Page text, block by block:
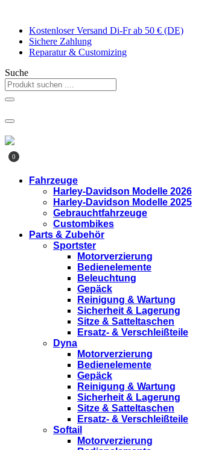
springenKostenloser Versand Di-Fr ab 50 € (DE)
Sichere Zahlung
Reparatur & Customizing
Suche
0
Fahrzeuge
Harley-Davidson Modelle 2026
Harley-Davidson Modelle 2025
Gebrauchtfahrzeuge
Custombikes
Parts & Zubehör
Sportster
Motorverzierung
Bedienelemente
Beleuchtung
Gepäck
Reinigung & Wartung
Sicherheit & Lagerung
Sitze & Satteltaschen
Ersatz- & Verschleißteile
Dyna
Motorverzierung
Bedienelemente
Gepäck
Reinigung & Wartung
Sicherheit & Lagerung
Sitze & Satteltaschen
Ersatz- & Verschleißteile
Softail
Motorverzierung